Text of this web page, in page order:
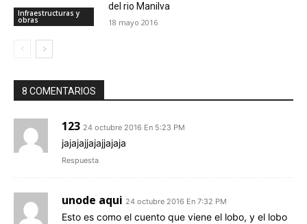
Infraestructuras y
obras
del rio Manilva
18 mayo 2016
8 COMENTARIOS
123 24 octubre 2016 En 5:23 PM
jajajajjajajjajaja
Respuesta
unode aqui 24 octubre 2016 En 7:32 PM
Esto es como el cuento que viene el lobo, y el lobo